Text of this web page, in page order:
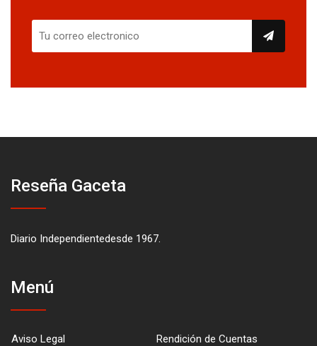
Reseña Gaceta
Diario Independientedesde 1967.
Menú
Aviso Legal
Rendición de Cuentas